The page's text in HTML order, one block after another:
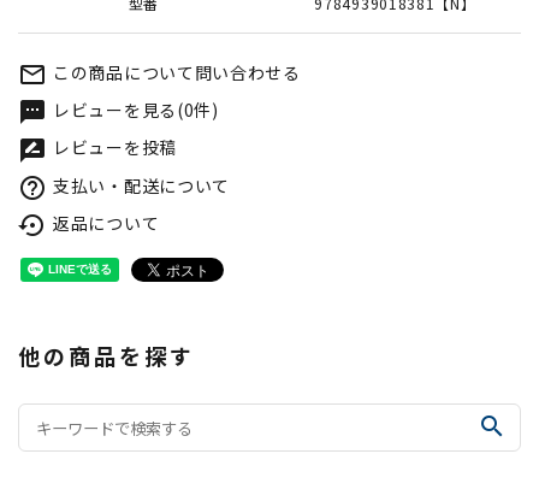
mail_outline この商品について問い合わせる
textsms レビューを見る(0件)
rate_review レビューを投稿
help_outline 支払い・配送について
settings_backup_restore 返品について
他の商品を探す
search